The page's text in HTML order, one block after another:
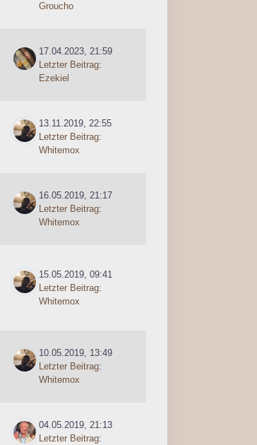
Groucho
17.04.2023, 21:59
Letzter Beitrag:
Ezekiel
13.11.2019, 22:55
Letzter Beitrag:
Whitemox
16.05.2019, 21:17
Letzter Beitrag:
Whitemox
15.05.2019, 09:41
Letzter Beitrag:
Whitemox
10.05.2019, 13:49
Letzter Beitrag:
Whitemox
04.05.2019, 21:13
Letzter Beitrag: